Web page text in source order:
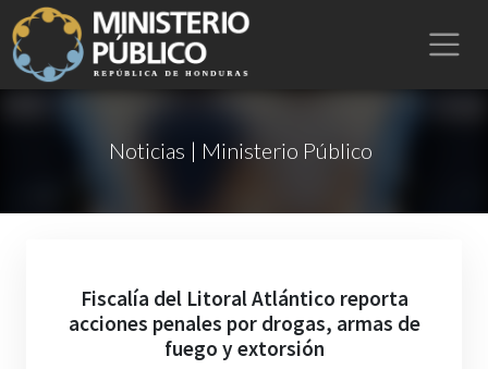
Noticias | Ministerio Público
Fiscalía del Litoral Atlántico reporta
acciones penales por drogas, armas de
fuego y extorsión